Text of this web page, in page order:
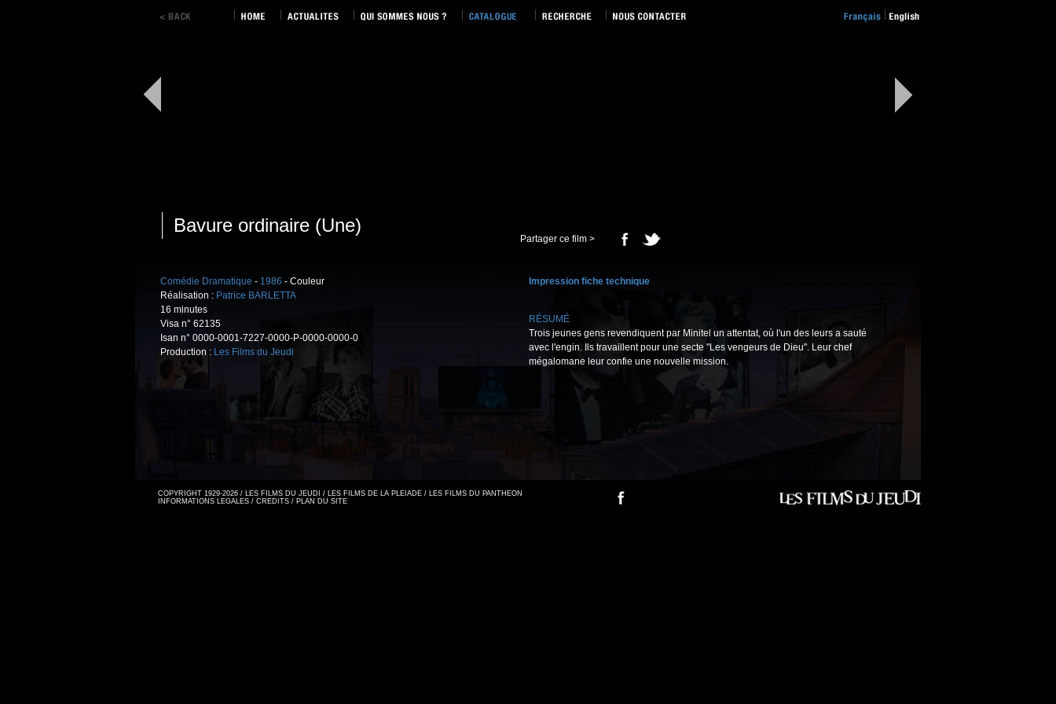
Bavure ordinaire (Une)
Partager ce film >
Comédie Dramatique - 1986 - Couleur
Réalisation : Patrice BARLETTA
16 minutes
Visa n° 62135
Isan n° 0000-0001-7227-0000-P-0000-0000-0
Production : Les Films du Jeudi
Impression fiche technique
RÉSUMÉ
Trois jeunes gens revendiquent par Minitel un attentat, où l'un des leurs a sauté
avec l'engin. Ils travaillent pour une secte "Les vengeurs de Dieu". Leur chef
mégalomane leur confie une nouvelle mission.
COPYRIGHT 1929-2026 / LES FILMS DU JEUDI / LES FILMS DE LA PLEIADE / LES FILMS DU PANTHEON
INFORMATIONS LEGALES / CREDITS / PLAN DU SITE